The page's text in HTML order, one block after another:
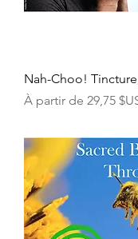
Nah-Choo!
À partir de 29,75
Prix promotionnel